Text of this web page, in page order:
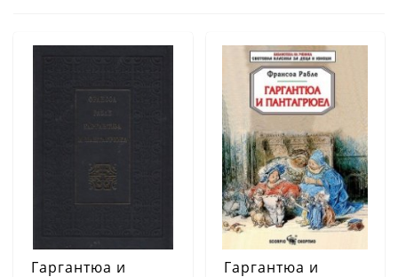
Гаргантюа и
Гаргантюа и